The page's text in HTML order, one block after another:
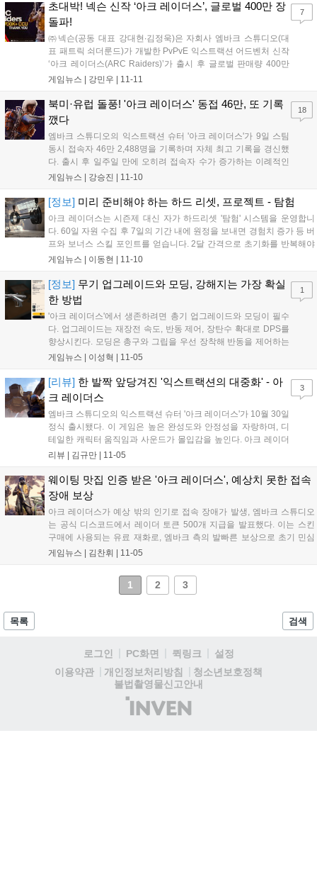
반응이 단순한 행운이 아닌,...
초대박! 넥슨 신작 ‘아크 레이더스’, 글로벌 400만 장
돌파!
㈜넥슨(공동 대표 강대현∙김정욱)은 자회사 엠바크 스튜디오(대
표 패트릭 쇠더룬드)가 개발한 PvPvE 익스트랙션 어드벤처 신작
‘아크 레이더스(ARC Raiders)’가 출시 후 글로벌 판매량 400만
장을 돌파했다고 11일 밝혔다. 지난 10월 30일 전 세계 주요 플랫
게임뉴스 | 강민우 11-11
7
북미·유럽 돌풍! '아크 레이더스' 동접 46만, 또 기록
깼다
엠바크 스튜디오의 익스트랙션 슈터 '아크 레이더스'가 9일 스팀
동시 접속자 46만 2,488명을 기록하며 자체 최고 기록을 경신했
다. 출시 후 일주일 만에 오히려 접속자 수가 증가하는 이례적인
흥행세를 보이며 장기 흥행 가능성을 입증했고, 스팀에서도 '매우
게임뉴스 | 강승진 11-10
18
[정보] 미리 준비해야 하는 하드 리셋, 프로젝트 - 탐험
아크 레이더스는 시즌제 대신 자가 하드리셋 '탐험' 시스템을 운영합니
다. 60일 자원 수집 후 7일의 기간 내에 원정을 보내면 경험치 증가 등 버
프와 보너스 스킬 포인트를 얻습니다. 2달 간격으로 초기화를 반복해야
혜택이 유지되며, 친구와 설계도를 옮겨 초기화 부담을 줄일 수 있습니
게임뉴스 | 이동현 11-10
[정보] 무기 업그레이드와 모딩, 강해지는 가장 확실
한 방법
'아크 레이더스'에서 생존하려면 총기 업그레이드와 모딩이 필수
다. 업그레이드는 재장전 속도, 반동 제어, 장탄수 확대로 DPS를
향상시킨다. 모딩은 총구와 그립을 우선 장착해 반동을 제어하는
것이 중요하다. 가성비 총기로는 스티처와 페로가 있다. 스티처는
수직 그립, 안정형 개머리판을 추천한다. 소음기를 확보했다면 페
로에 장착해 생존율을 높일 수 있다....
게임뉴스 | 이성혁 11-05
1
[리뷰] 한 발짝 앞당겨진 '익스트랙션의 대중화' - 아
크 레이더스
엠바크 스튜디오의 익스트랙션 슈터 '아크 레이더스'가 10월 30일
정식 출시됐다. 이 게임은 높은 완성도와 안정성을 자랑하며, 디
테일한 캐릭터 움직임과 사운드가 몰입감을 높인다. 아크 레이더
스는 기존 장르의 높은 진입 장벽을 낮추기 위해 3인칭 시점, 무료
며, 유저 간 협력도 가능하다....
리뷰 | 김규만 11-05
3
웨이팅 맛집 인증 받은 '아크 레이더스', 예상치 못한 접속
장애 보상
아크 레이더스가 예상 밖의 인기로 접속 장애가 발생, 엠바크 스튜디오
는 공식 디스코드에서 레이더 토큰 500개 지급을 발표했다. 이는 스킨
구매에 사용되는 유료 재화로, 엠바크 측의 발빠른 보상으로 초기 민심
을 잡겠다는 의지로 보인다. 아크 레이더스는 현재 최대 동시 접속자 35
게임뉴스 | 김찬휘 11-05
1 2 3
목록 검색
로그인 PC화면 퀵링크
설정
이용약관
개인정보처리방침
청소년보호정책
불법촬영물신고안내
(주)
인